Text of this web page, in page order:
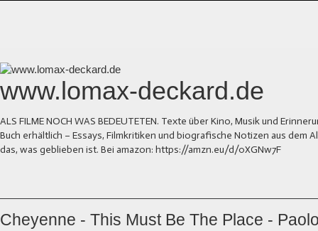
www.lomax-deckard.de
ALS FILME NOCH WAS BEDEUTETEN. Texte über Kino, Musik und
Buch erhältlich – Essays, Filmkritiken und biografische Notizen aus dem
das, was geblieben ist. Bei amazon: https://amzn.eu/d/0XGNw7F
Cheyenne - This Must Be The Place -